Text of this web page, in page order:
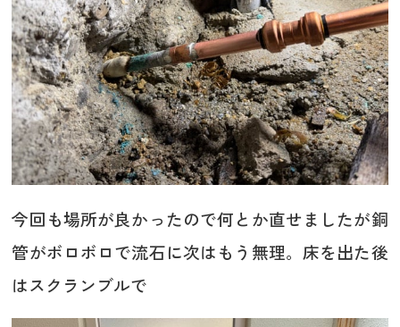
今回も場所が良かったので何とか直せましたが銅
管がボロボロで流石に次はもう無理。床を出た後
はスクランブルで